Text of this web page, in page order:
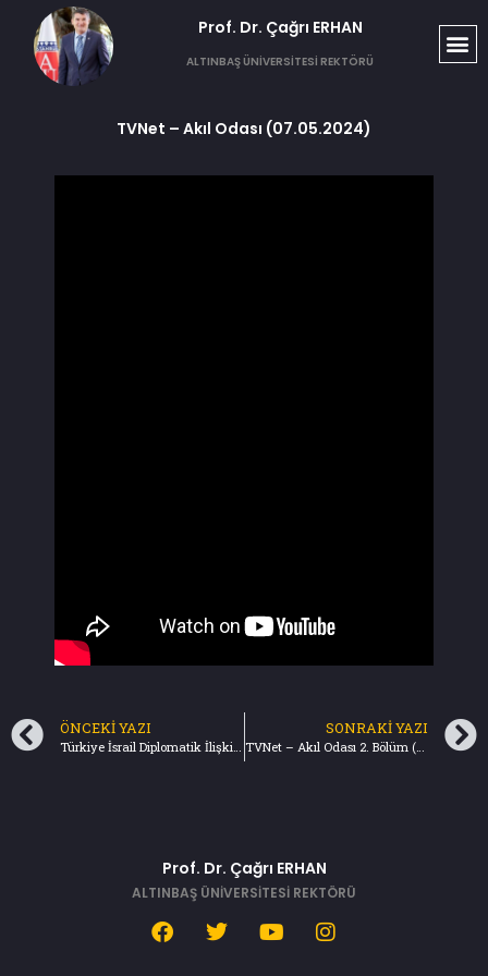
Prof. Dr. Çağrı ERHAN​
ALTINBAŞ ÜNİVERSİTESİ REKTÖRÜ
TVNet – Akıl Odası (07.05.2024)
ÖNCEKI YAZI
Türkiye İsrail Diplomatik İlişkilerinin Akıbeti Ne Olacak? – Stratalks (07.05.2024)
SONRAKI YAZI
TVNet – Akıl Odası 2. Bölüm (07.05.2024)
Prof. Dr. Çağrı ERHAN
ALTINBAŞ ÜNİVERSİTESİ REKTÖRÜ